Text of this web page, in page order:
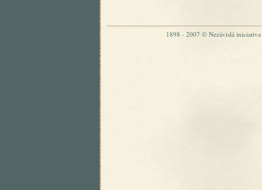
1898 - 2007 © Nezávislá